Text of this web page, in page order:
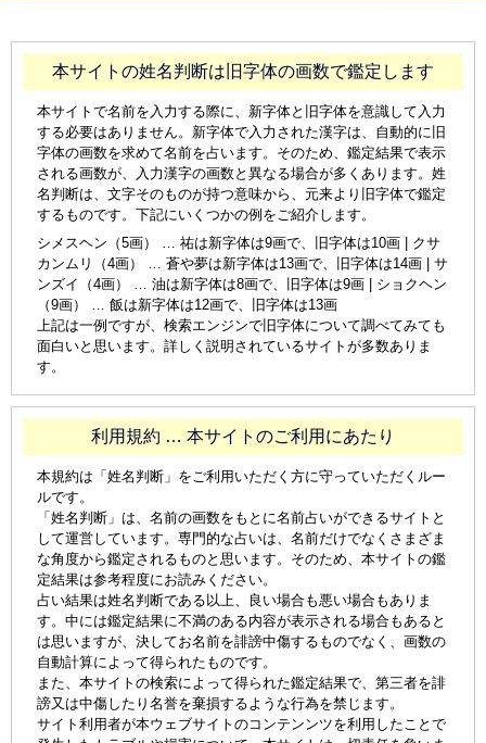
本サイトの姓名判断は旧字体の画数で鑑定します
本サイトで名前を入力する際に、新字体と旧字体を意識して入力
する必要はありません。新字体で入力された漢字は、自動的に旧
字体の画数を求めて名前を占います。そのため、鑑定結果で表示
される画数が、入力漢字の画数と異なる場合が多くあります。姓
名判断は、文字そのものが持つ意味から、元来より旧字体で鑑定
するものです。下記にいくつかの例をご紹介します。
シメスヘン（5画） … 祐は新字体は9画で、旧字体は10画 | クサ
カンムリ（4画） … 蒼や夢は新字体は13画で、旧字体は14画 | サ
ンズイ（4画） … 油は新字体は8画で、旧字体は9画 | ショクヘン
（9画） … 飯は新字体は12画で、旧字体は13画
上記は一例ですが、検索エンジンで旧字体について調べてみても
面白いと思います。詳しく説明されているサイトが多数ありま
す。
利用規約 … 本サイトのご利用にあたり
本規約は「姓名判断」をご利用いただく方に守っていただくルー
ルです。
「姓名判断」は、名前の画数をもとに名前占いができるサイトと
して運営しています。専門的な占いは、名前だけでなくさまざま
な角度から鑑定されるものと思います。そのため、本サイトの鑑
定結果は参考程度にお読みください。
占い結果は姓名判断である以上、良い場合も悪い場合もありま
す。中には鑑定結果に不満のある内容が表示される場合もあると
は思いますが、決してお名前を誹謗中傷するものでなく、画数の
自動計算によって得られたものです。
また、本サイトの検索によって得られた鑑定結果で、第三者を誹
謗又は中傷したり名誉を棄損するような行為を禁じます。
サイト利用者が本ウェブサイトのコンテンンツを利用したことで